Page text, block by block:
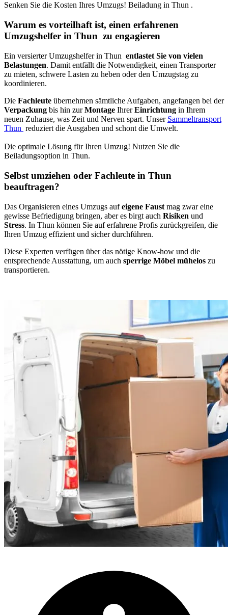
Senken Sie die Kosten Ihres Umzugs! Beiladung in Thun ⁠.
Warum es vorteilhaft ist, einen erfahrenen
Umzugshelfer in Thun ⁠ zu engagieren
Ein versierter Umzugshelfer in Thun ⁠ entlastet Sie von vielen
Belastungen. Damit entfällt die Notwendigkeit, einen Transporter
zu mieten, schwere Lasten zu heben oder den Umzugstag zu
koordinieren.
Die Fachleute übernehmen sämtliche Aufgaben, angefangen bei der
Verpackung bis hin zurMontage IhrerEinrichtung in Ihrem
neuen Zuhause, was Zeit und Nerven spart. Unser Sammeltransport
Thun ⁠ reduziert die Ausgaben und schont die Umwelt.
Die optimale Lösung für Ihren Umzug! Nutzen Sie die
Beiladungsoption in Thun⁠.
Selbst umziehen oder Fachleute in Thun⁠
beauftragen?
Das Organisieren eines Umzugs aufeigene Faust mag zwar eine
gewisse Befriedigung bringen, aber es birgt auch Risiken und
Stress. In Thun⁠ können Sie auf erfahrene Profis zurückgreifen, die
Ihren Umzug effizient und sicher durchführen.
Diese Experten verfügen über das nötige Know-how und die
entsprechende Ausstattung, um auch sperrige Möbel mühelos zu
transportieren.